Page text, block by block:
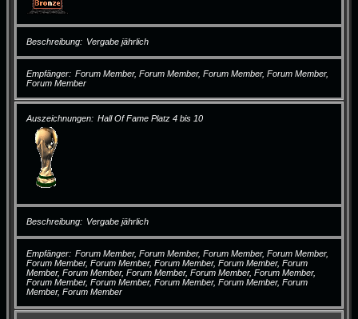
Beschreibung Vergabe jährlich
Empfänger
Forum Member, Forum Member, Forum Member, Forum Member,
Forum Member
Auszeichnungen Hall Of Fame Platz 4 bis 10
Beschreibung Vergabe jährlich
Empfänger
Forum Member, Forum Member, Forum Member, Forum Member,
Forum Member, Forum Member, Forum Member, Forum Member, Forum
Member, Forum Member, Forum Member, Forum Member, Forum Member,
Forum Member, Forum Member, Forum Member, Forum Member, Forum
Member, Forum Member